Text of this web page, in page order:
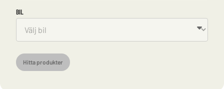
BIL
Hitta produkter